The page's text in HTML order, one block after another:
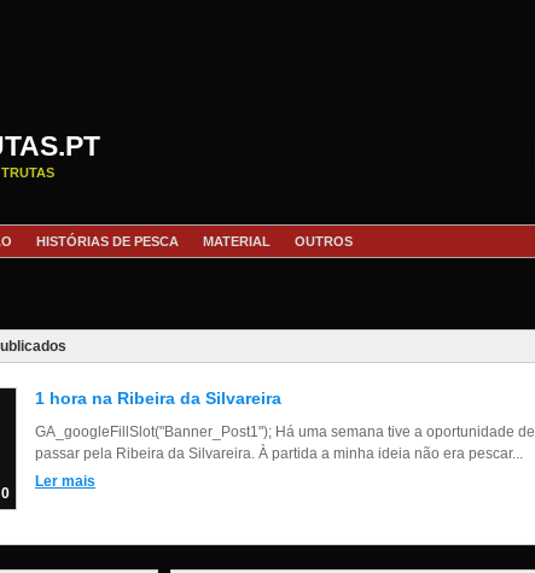
HISTÓRIAS DE PESCA MATERIAL OUTROS
0
1 hora na Ribeira da Silvareira
GA_googleFillSlot("Banner_Post1"); Há uma semana tive a oportunidade de
passar pela Ribeira da Silvareira. À partida a minha ideia não era pescar...
Ler mais